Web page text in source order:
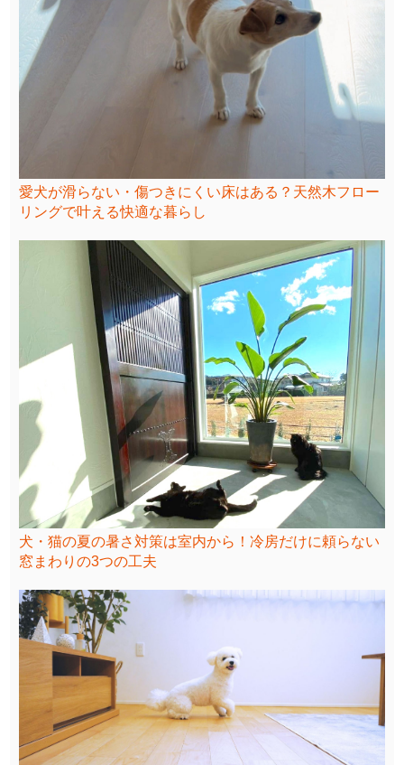
愛犬が滑らない・傷つきにくい床はある？天然木フロー
リングで叶える快適な暮らし
犬・猫の夏の暑さ対策は室内から！冷房だけに頼らない
窓まわりの3つの工夫